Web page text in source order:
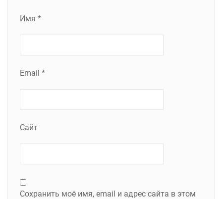
Имя *
Email *
Сайт
Сохранить моё имя, email и адрес сайта в этом